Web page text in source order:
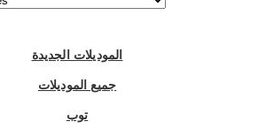
الموديلات الجديدة
جميع الموديلات
توب